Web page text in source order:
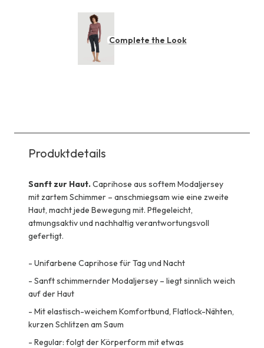
Complete the Look
Produktdetails
Sanft zur Haut.Caprihose aus softem Modaljersey
mit zartem Schimmer – anschmiegsam wie eine zweite
Haut, macht jede Bewegung mit. Pflegeleicht,
atmungsaktiv und nachhaltig verantwortungsvoll
gefertigt.
- Unifarbene Caprihose für Tag und Nacht
- Sanft schimmernder Modaljersey – liegt sinnlich weich
auf der Haut
- Mit elastisch-weichem Komfortbund, Flatlock-Nähten,
kurzen Schlitzen am Saum
- Regular: folgt der Körperform mit etwas